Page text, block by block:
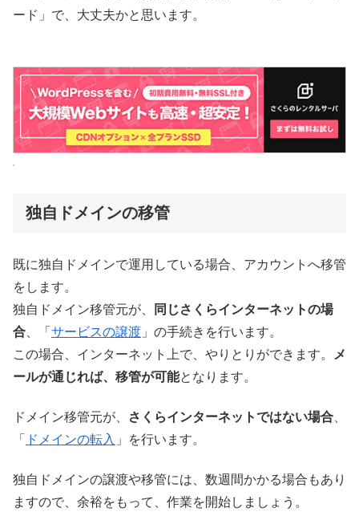
ード」で、大丈夫かと思います。
独自ドメインの移管
既に独自ドメインで運用している場合、アカウントへ移管
をします。
独自ドメイン移管元が、
同じさくらインターネットの場
合 、「 サービスの譲渡 」の手続きを行います。
この場合、インターネット上で、やりとりができます。
メ
ールが通じれば、移管が可能となります。
ドメイン移管元が、 さくらインターネットではない場合
「
ドメインの転入 」を行います。
独自ドメインの譲渡や移管には、数週間かかる場合もあり
ますので、余裕をもって、作業を開始しましょう。